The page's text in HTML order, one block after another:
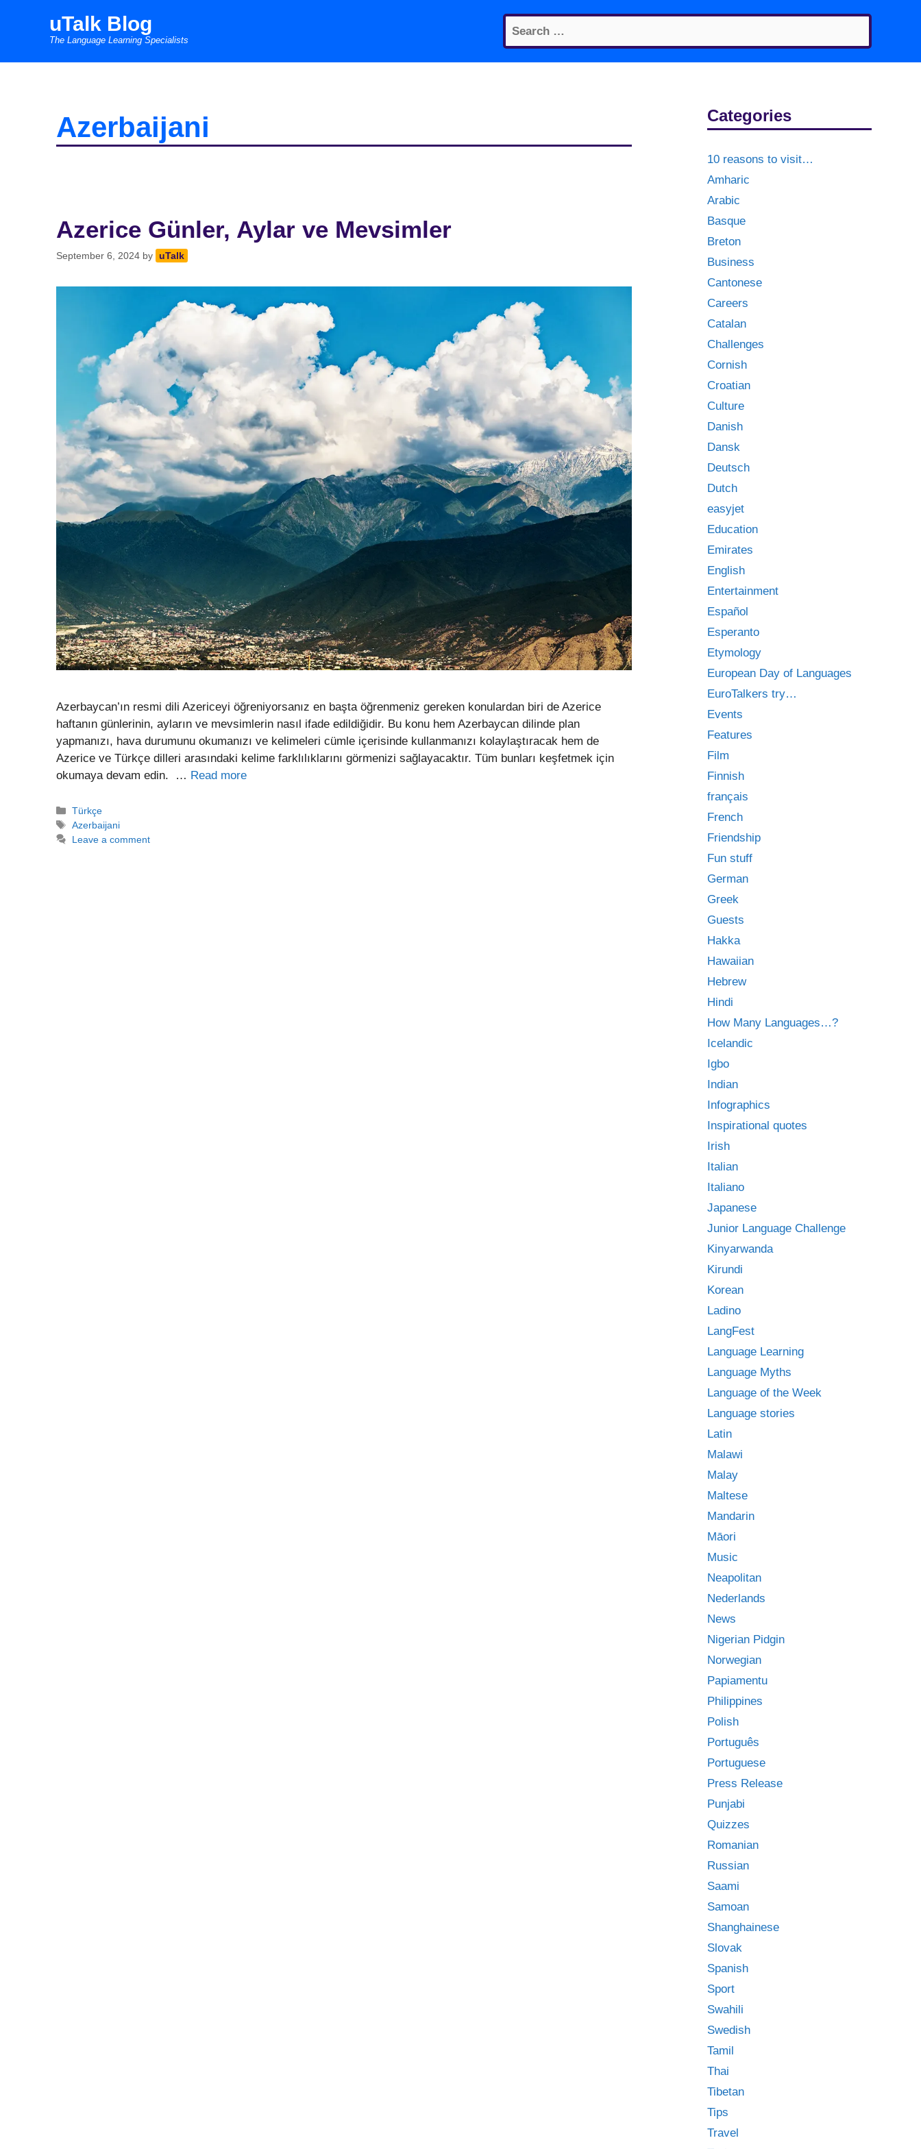
Search
for:
uTalk Blog
The Language Learning Specialists
Azerbaijani
Azerice Günler, Aylar ve Mevsimler
September 6, 2024 by uTalk
Azerbaycan’ın resmi dili Azericeyi öğreniyorsanız en başta öğrenmeniz gereken konulardan biri de Azerice
haftanın günlerinin, ayların ve mevsimlerin nasıl ifade edildiğidir. Bu konu hem Azerbaycan dilinde plan
yapmanızı, hava durumunu okumanızı ve kelimeleri cümle içerisinde kullanmanızı kolaylaştıracak hem de
Azerice ve Türkçe dilleri arasındaki kelime farklılıklarını görmenizi sağlayacaktır. Tüm bunları keşfetmek için
okumaya devam edin. … Read more
Categories
Türkçe
Tags
Azerbaijani
Leave a comment
Categories
10 reasons to visit…
Amharic
Arabic
Basque
Breton
Business
Cantonese
Careers
Catalan
Challenges
Cornish
Croatian
Culture
Danish
Dansk
Deutsch
Dutch
easyjet
Education
Emirates
English
Entertainment
Español
Esperanto
Etymology
European Day of Languages
EuroTalkers try…
Events
Features
Film
Finnish
français
French
Friendship
Fun stuff
German
Greek
Guests
Hakka
Hawaiian
Hebrew
Hindi
How Many Languages…?
Icelandic
Igbo
Indian
Infographics
Inspirational quotes
Irish
Italian
Italiano
Japanese
Junior Language Challenge
Kinyarwanda
Kirundi
Korean
Ladino
LangFest
Language Learning
Language Myths
Language of the Week
Language stories
Latin
Malawi
Malay
Maltese
Mandarin
Māori
Music
Neapolitan
Nederlands
News
Nigerian Pidgin
Norwegian
Papiamentu
Philippines
Polish
Português
Portuguese
Press Release
Punjabi
Quizzes
Romanian
Russian
Saami
Samoan
Shanghainese
Slovak
Spanish
Sport
Swahili
Swedish
Tamil
Thai
Tibetan
Tips
Travel